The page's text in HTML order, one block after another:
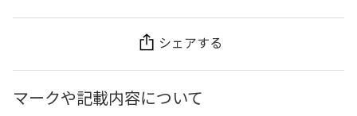
シェアする
マークや記載内容について